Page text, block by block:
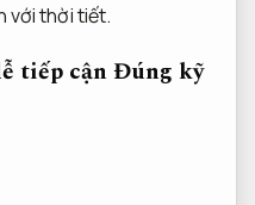
với thời tiết.
tiếp cậnĐúng kỹ